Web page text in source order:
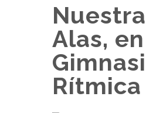
Alas,
Rítmica